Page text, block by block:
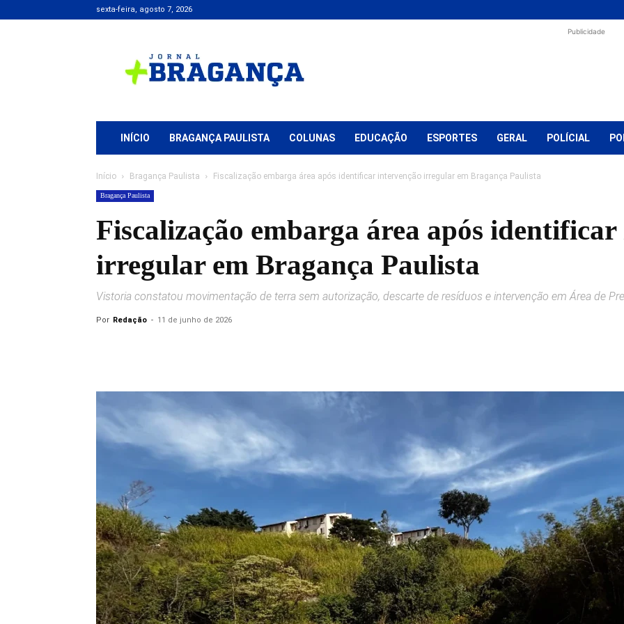
sexta-feira, agosto 7, 2026
+
Bragança
Publicidade
INÍCIO BRAGANÇA PAULISTA COLUNAS EDUCAÇÃO ESPORTES GERAL POLÍCIAL
Início Bragança Paulista Fiscalização embarga área após identificar intervenção irregular em Bragança Paulista
Bragança Paulista
Fiscalização embarga área após
irregular em Bragança Paulista
Vistoria constatou movimentação de terra sem autorização, descarte de resíduos e intervenção em Área de
Por Redação - 11 de junho de 2026